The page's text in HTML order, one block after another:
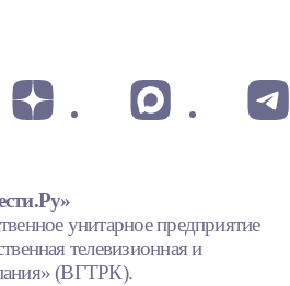
унитарное предприятие
телевизионная и
(ВГТРК).